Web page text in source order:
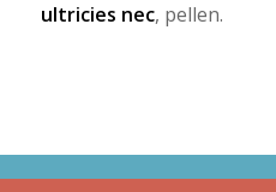
ultricies nec, pellen.